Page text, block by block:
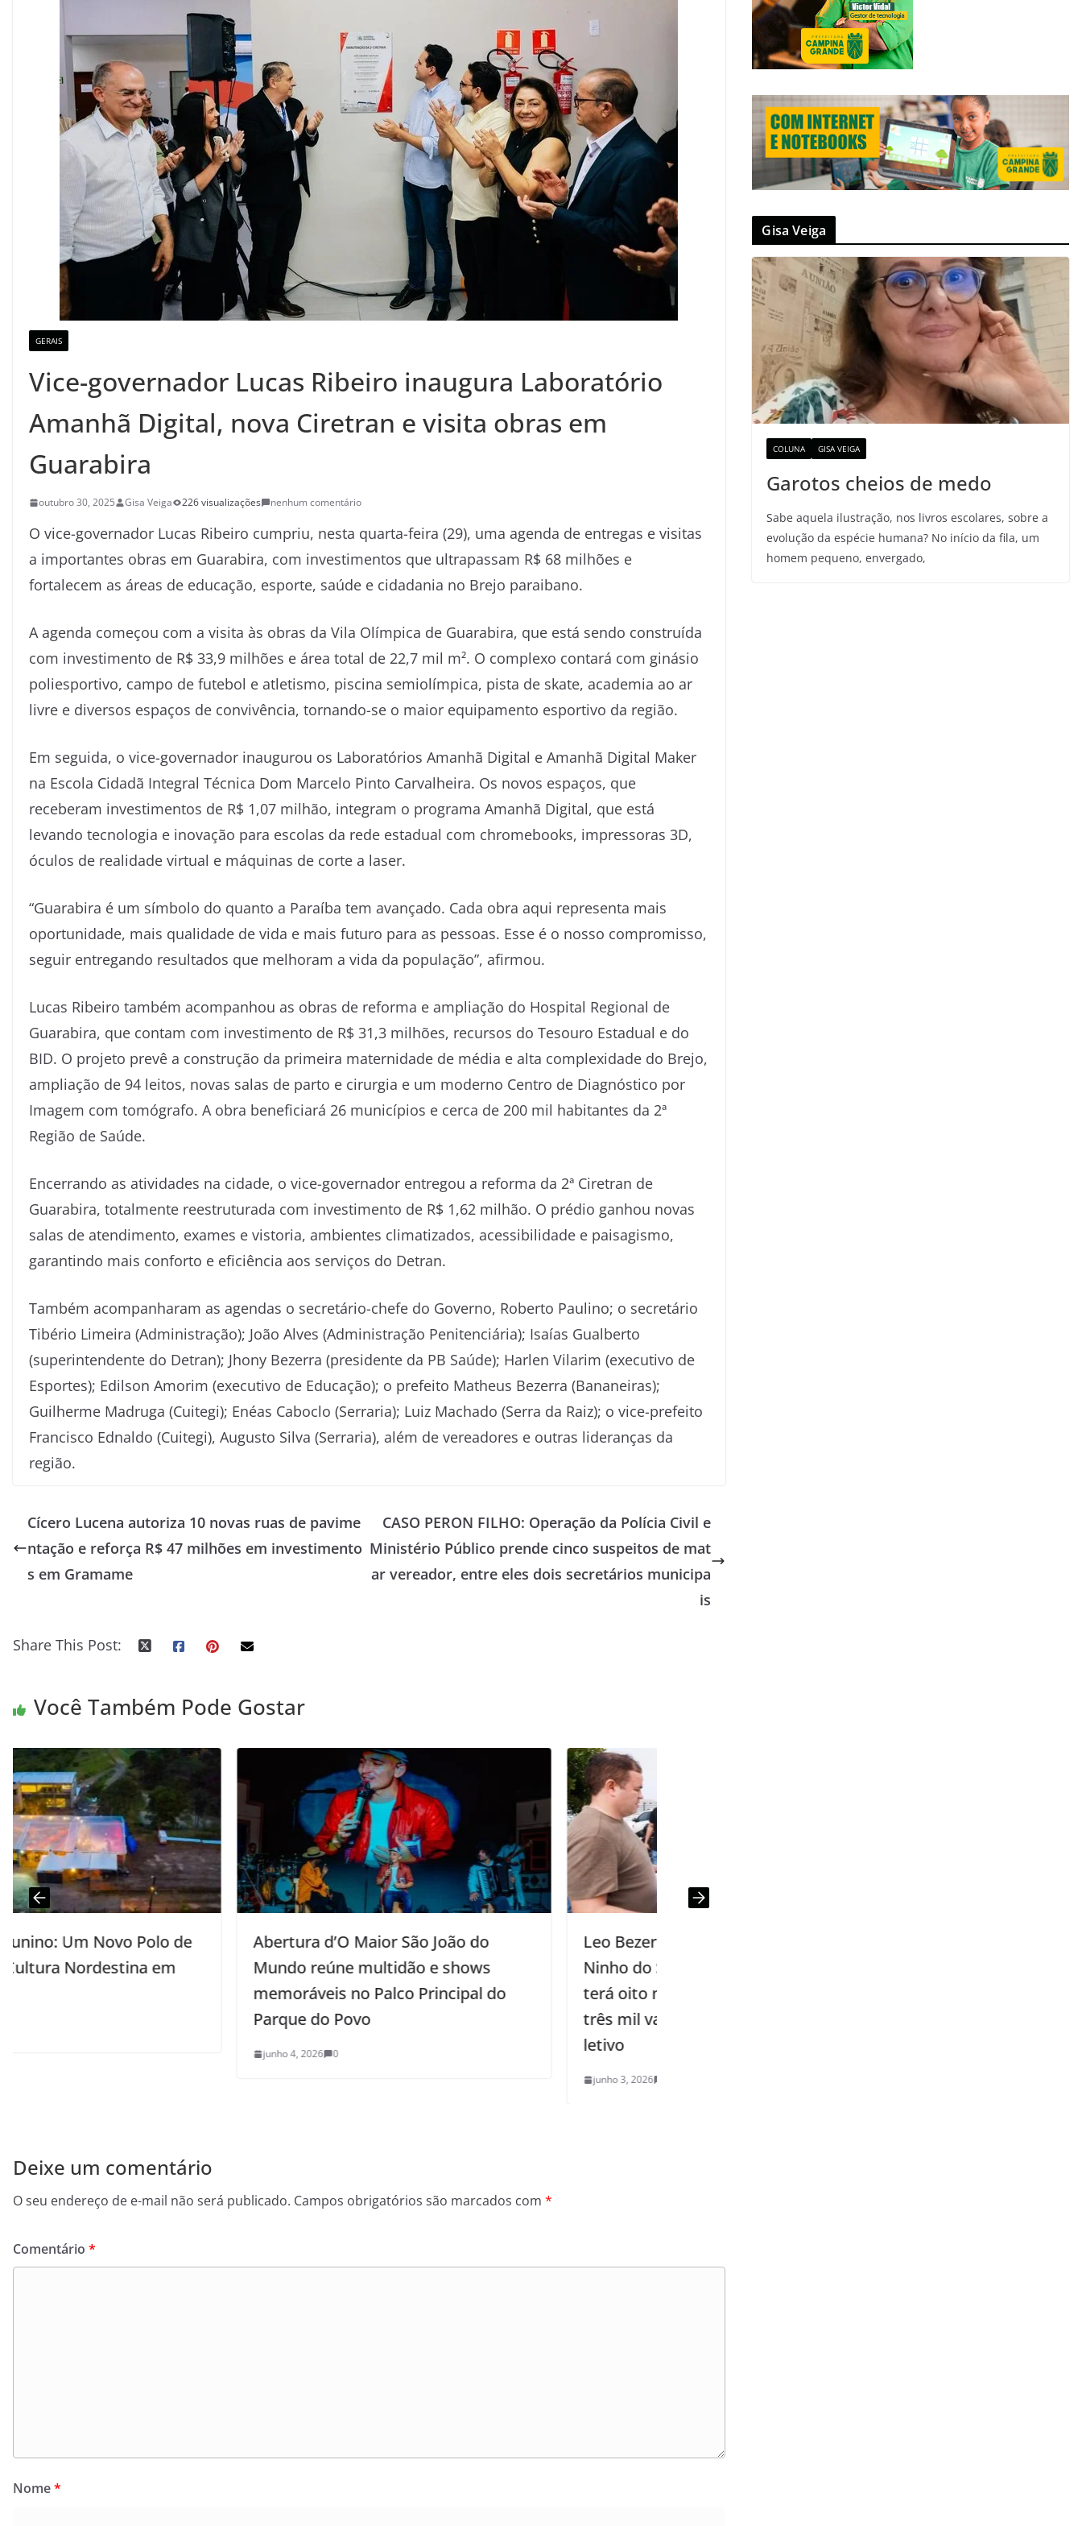
GERAIS
Vice-governador Lucas Ribeiro inaugura Laboratório
Amanhã Digital, nova Ciretran e visita obras em
Guarabira
outubro 30, 2025 Gisa Veiga 226 visualizações nenhum comentário
O vice-governador Lucas Ribeiro cumpriu, nesta quarta-feira (29), uma agenda de entregas e visitas
a importantes obras em Guarabira, com investimentos que ultrapassam R$ 68 milhões e
fortalecem as áreas de educação, esporte, saúde e cidadania no Brejo paraibano.
A agenda começou com a visita às obras da Vila Olímpica de Guarabira, que está sendo construída
com investimento de R$ 33,9 milhões e área total de 22,7 mil m². O complexo contará com ginásio
poliesportivo, campo de futebol e atletismo, piscina semiolímpica, pista de skate, academia ao ar
livre e diversos espaços de convivência, tornando-se o maior equipamento esportivo da região.
Em seguida, o vice-governador inaugurou os Laboratórios Amanhã Digital e Amanhã Digital Maker
na Escola Cidadã Integral Técnica Dom Marcelo Pinto Carvalheira. Os novos espaços, que
receberam investimentos de R$ 1,07 milhão, integram o programa Amanhã Digital, que está
levando tecnologia e inovação para escolas da rede estadual com chromebooks, impressoras 3D,
óculos de realidade virtual e máquinas de corte a laser.
“Guarabira é um símbolo do quanto a Paraíba tem avançado. Cada obra aqui representa mais
oportunidade, mais qualidade de vida e mais futuro para as pessoas. Esse é o nosso compromisso,
seguir entregando resultados que melhoram a vida da população”, afirmou.
Lucas Ribeiro também acompanhou as obras de reforma e ampliação do Hospital Regional de
Guarabira, que contam com investimento de R$ 31,3 milhões, recursos do Tesouro Estadual e do
BID. O projeto prevê a construção da primeira maternidade de média e alta complexidade do Brejo,
ampliação de 94 leitos, novas salas de parto e cirurgia e um moderno Centro de Diagnóstico por
Imagem com tomógrafo. A obra beneficiará 26 municípios e cerca de 200 mil habitantes da 2ª
Região de Saúde.
Encerrando as atividades na cidade, o vice-governador entregou a reforma da 2ª Ciretran de
Guarabira, totalmente reestruturada com investimento de R$ 1,62 milhão. O prédio ganhou novas
salas de atendimento, exames e vistoria, ambientes climatizados, acessibilidade e paisagismo,
garantindo mais conforto e eficiência aos serviços do Detran.
Também acompanharam as agendas o secretário-chefe do Governo, Roberto Paulino; o secretário
Tibério Limeira (Administração); João Alves (Administração Penitenciária); Isaías Gualberto
(superintendente do Detran); Jhony Bezerra (presidente da PB Saúde); Harlen Vilarim (executivo de
Esportes); Edilson Amorim (executivo de Educação); o prefeito Matheus Bezerra (Bananeiras);
Guilherme Madruga (Cuitegi); Enéas Caboclo (Serraria); Luiz Machado (Serra da Raiz); o vice-prefeito
Francisco Ednaldo (Cuitegi), Augusto Silva (Serraria), além de vereadores e outras lideranças da
região.
Cícero Lucena autoriza 10 novas ruas de pavime
ntação e reforça R$ 47 milhões em investimento
s em Gramame
CASO PERON FILHO: Operação da Polícia Civil e
Ministério Público prende cinco suspeitos de mat
ar vereador, entre eles dois secretários municipa
is
Share This Post:
Você Também Pode Gostar
Abertura d’O Maior São João do
Mundo reúne multidão e shows
memoráveis no Palco Principal do
Leo Bezerra inspeciona obra de
Ninho do Saber em Gramame, que
terá oito novas unidades de ensino e
três mil vagas para o próximo ano
Deixe um comentário
O seu endereço de e-mail não será publicado. Campos obrigatórios são marcados com *
Comentário *
Nome*
Gisa Veiga
COLUNA GISA VEIGA
Garotos cheios de medo
Sabe aquela ilustração, nos livros escolares, sobre a
evolução da espécie humana? No início da fila, um
homem pequeno, envergado,